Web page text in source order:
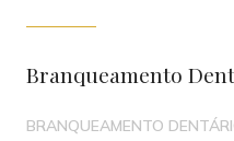
Branqueamento
BRANQUEAMENTO